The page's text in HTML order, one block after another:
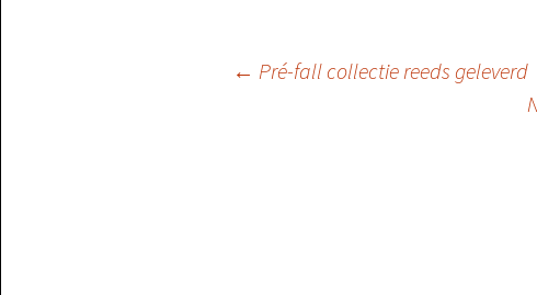
Berichtnavigatie
← Pré-fall collectie reeds geleverd